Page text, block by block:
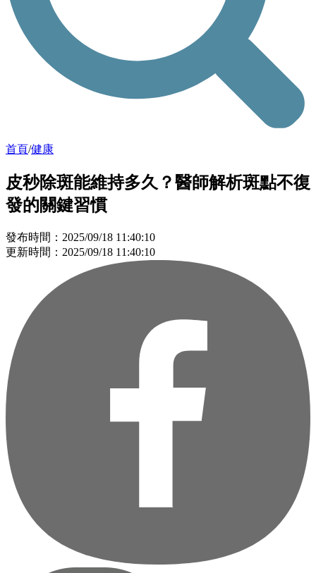
首頁/健康
皮秒除斑能維持多久？醫師解析斑點不復
發的關鍵習慣
發布時間：2025/09/18 11:40:10
更新時間：2025/09/18 11:40:10